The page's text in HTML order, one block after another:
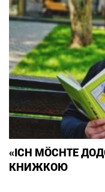
«ICH MÖCHTE
КНИЖКОЮ